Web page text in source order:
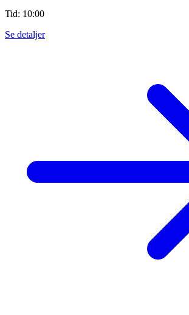
Tid: 10:00
Se detaljer